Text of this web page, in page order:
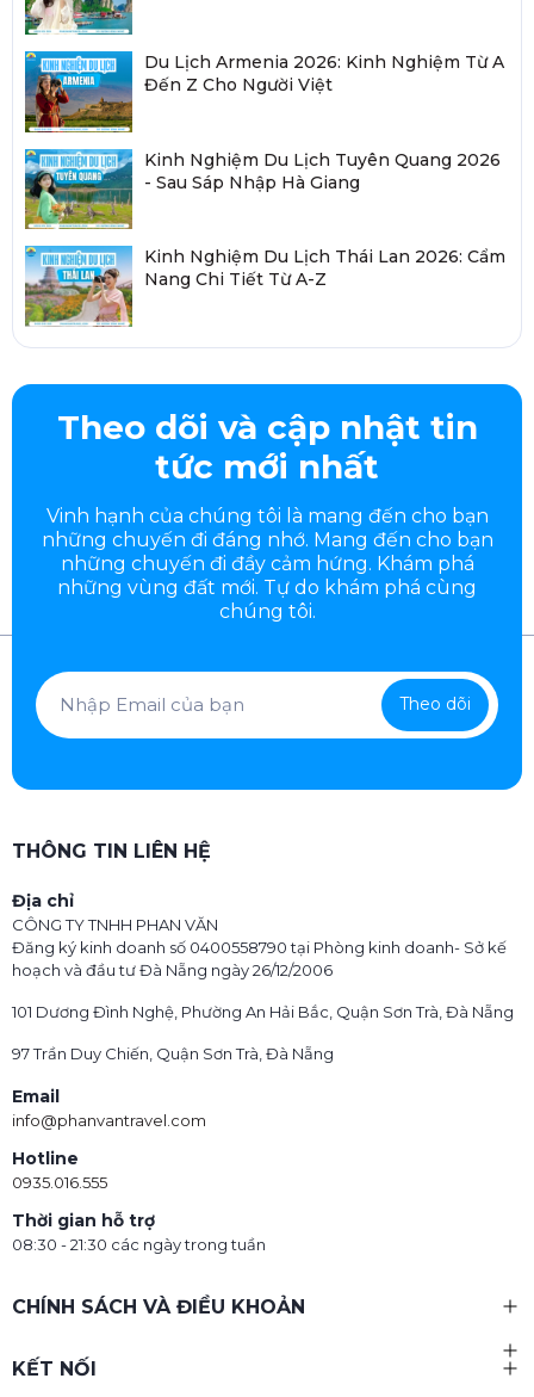
Du Lịch Armenia 2026: Kinh Nghiệm Từ A
Đến Z Cho Người Việt
Kinh Nghiệm Du Lịch Tuyên Quang 2026
- Sau Sáp Nhập Hà Giang
Kinh Nghiệm Du Lịch Thái Lan 2026: Cẩm
Nang Chi Tiết Từ A-Z
Theo dõi và cập nhật tin
tức mới nhất
Vinh hạnh của chúng tôi là mang đến cho bạn
những chuyến đi đáng nhớ. Mang đến cho bạn
những chuyến đi đầycảm hứng. Khám phá
những vùng đất mới. Tự do khám phá cùng
chúng tôi.
Theo dõi
THÔNG TIN LIÊN HỆ
Địa chỉ
CÔNG TY TNHH PHAN VĂN
Đăng ký kinh doanh số 0400558790 tại Phòng kinh doanh- Sở kế
hoạch và đầu tư Đà Nẵng ngày 26/12/2006
101 Dương Đình Nghệ, Phường An Hải Bắc, Quận Sơn Trà, Đà Nẵng
97 Trần Duy Chiến, Quận Sơn Trà, Đà Nẵng
Email
info@phanvantravel.com
Hotline
0935.016.555
Thời gian hỗ trợ
08:30 - 21:30 các ngày trong tuần
CHÍNH SÁCH VÀ ĐIỀU KHOẢN
KẾT NỐI